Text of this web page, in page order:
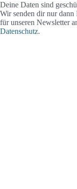
Deine Daten sind
Wir senden dir nur
für unseren Newsletter
Datenschutz.